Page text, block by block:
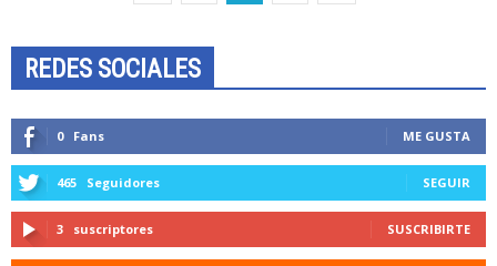
REDES SOCIALES
0 Fans ME GUSTA
465 Seguidores SEGUIR
3 suscriptores SUSCRIBIRTE